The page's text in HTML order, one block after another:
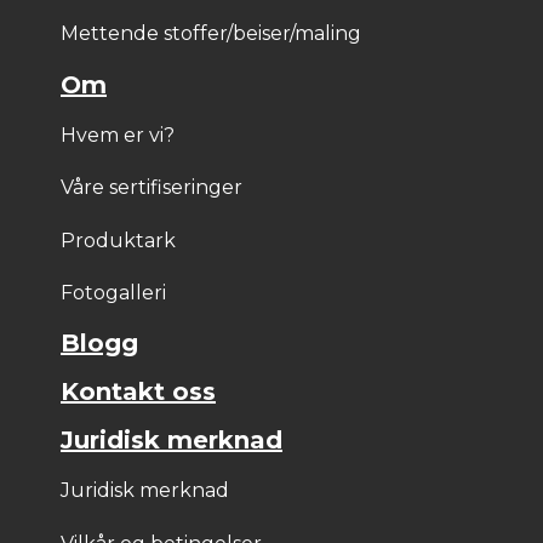
Mettende stoffer/beiser/maling
Om
Hvem er vi?
Våre sertifiseringer
Produktark
Fotogalleri
Blogg
Kontakt oss
Juridisk merknad
Juridisk merknad